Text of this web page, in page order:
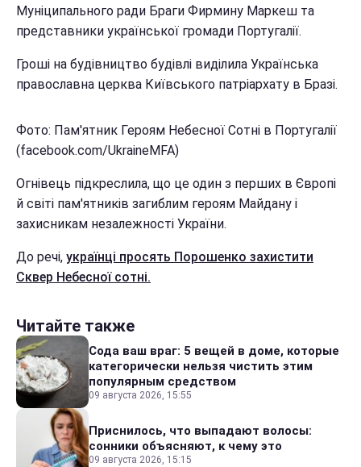
Муніципального ради Браги Фирмину Маркеш та
представники української громади Португалії.
Гроші на будівництво будівлі виділила Українська
православна церква Київського патріархату в Бразі.
Фото: Пам'ятник Героям Небесної Сотні в Португалії
(facebook.com/UkraineMFA)
Огнівець підкреслила, що це один з перших в Європі
й світі пам'ятників загиблим героям Майдану і
захисникам незалежності України.
До речі, українці просять Порошенко захистити
Сквер Небесної сотні.
Читайте также
Сода ваш враг: 5 вещей в доме, которые
категорически нельзя чистить этим
популярным средством
09 августа 2026, 15:55
Приснилось, что выпадают волосы:
сонники объясняют, к чему это
09 августа 2026, 15:15